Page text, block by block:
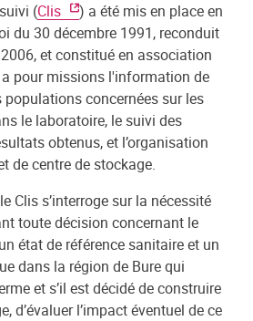
(Clis
) a été mis en place en
du 30 décembre 1991, reconduit
et constitué en association
pour missions l'information de
populations concernées sur les
le laboratoire, le suivi des
obtenus, et l’organisation
de centre de stockage.
Clis s’interroge sur la nécessité
toute décision concernant le
état de référence sanitaire et un
dans la région de Bure qui
et s’il est décidé de construire
d’évaluer l’impact éventuel de ce